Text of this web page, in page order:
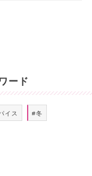
ード
イス #冬